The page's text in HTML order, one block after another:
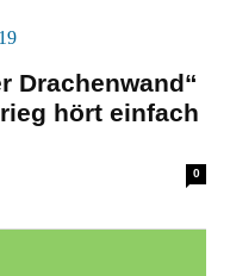
Drachenwand“
hört einfach
0